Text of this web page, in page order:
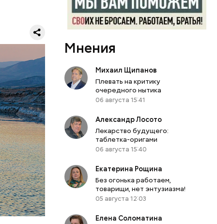
они
во
Мнения
Михаил Щипанов
Плевать на критику
очередного нытика
06 августа 15:41
Александр Лосото
Лекарство будущего:
таблетка-оригами
06 августа 15:40
Екатерина Рощина
Без огонька работаем,
товарищи, нет энтузиазма!
05 августа 12:03
Елена Соломатина